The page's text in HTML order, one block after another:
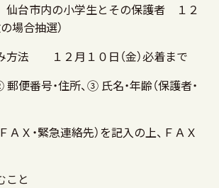
台市内の小学生とその保護者 １２
場合抽選）
方法 １２月１０日（金）必着まで
便番号・住所、③ 氏名・年齢（保護者・
ＡＸ・緊急連絡先）を記入の上、ＦＡＸ
こと